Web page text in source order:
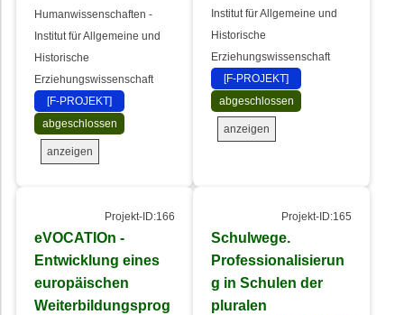
Humanwissenschaften -
Institut für Allgemeine und
Historische
Erziehungswissenschaft
[F-PROJEKT]
abgeschlossen
anzeigen
Institut für Allgemeine und
Historische
Erziehungswissenschaft
[F-PROJEKT]
abgeschlossen
anzeigen
Projekt-ID:166
eVOCATIOn -
Entwicklung eines
europäischen
Weiterbildungsprog
Projekt-ID:165
Schulwege.
Professionalisierun
g in Schulen der
pluralen